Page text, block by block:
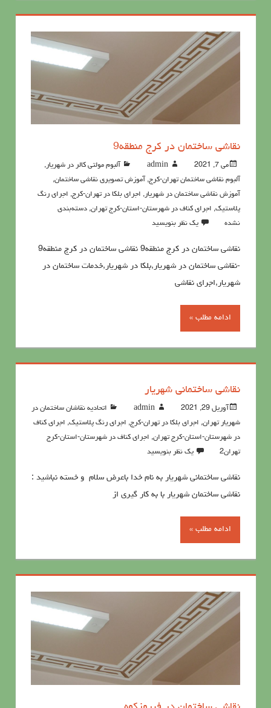
نقاشی ساختمان در کرج منطقه9
می 7, 2021 admin آلبوم مولتی کالر در شهریار,
آلبوم نقاشی ساختمان تهران-کرج, آموزش تصویری نقاشی ساختمان,
آموزش نقاشی ساختمان در شهریار, اجرای بلکا در تهران-کرج, اجرای رنگ
پلاستیک, اجرای کناف در شهرستان-استان-کرج تهران, دسته‌بندی
نشده
یک نظر بنویسید
نقاشی ساختمان در کرج منطقه9 نقاشی ساختمان در کرج منطقه9
-نقاشی ساختمان در شهریار,بلکا در شهریار,خدمات ساختمان در
شهریار,اجرای نقاشی
ادامه مطلب »
نقاشی ساختمانی شهریار
آوریل 29, 2021 admin
اتحادیه نقاشان ساختمان در
شهریار تهران, اجرای بلکا در تهران-کرج, اجرای رنگ پلاستیک, اجرای کناف
در شهرستان-استان-کرج تهران, اجرای کناف در شهرستان-استان-کرج
تهران2
یک نظر بنویسید
نقاشی ساختمانی شهریار به نام خدا باعرض سلام و خسته نباشید :
نقاشی ساختمان شهریار با به کار گیری از
ادامه مطلب »